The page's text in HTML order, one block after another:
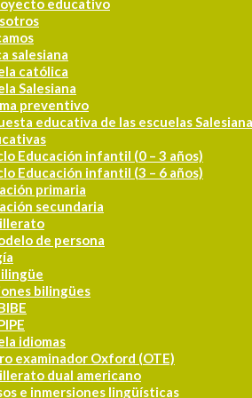
educativo
salesiana
católica
Salesiana
preventivo
educativa de las escuelas
Educación infantil (0 – 3 años)
Educación infantil (3 – 6 años)
primaria
secundaria
de persona
bilingües
idiomas
examinador Oxford (OTE)
dual americano
e inmersiones lingüísticas